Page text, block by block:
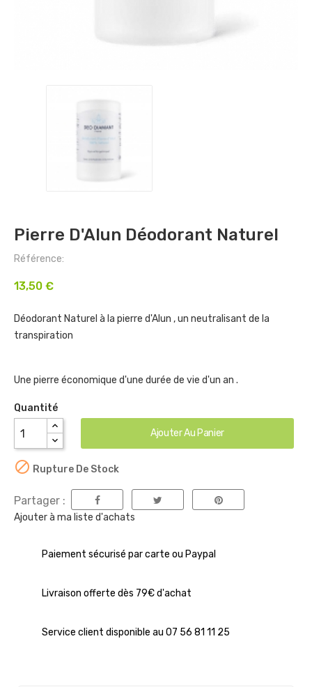
Pierre D'Alun Déodorant Naturel
Référence:
13,50 €
Déodorant Naturel à la pierre d'Alun , un neutralisant de la
transpiration
Une pierre économique d'une durée de vie d'un an .
Quantité
Ajouter Au Panier
 Rupture De Stock
Partager :
Ajouter à ma liste d'achats
Paiement sécurisé par carte ou Paypal
Livraison offerte dès 79€ d'achat
Service client disponible au 07 56 81 11 25